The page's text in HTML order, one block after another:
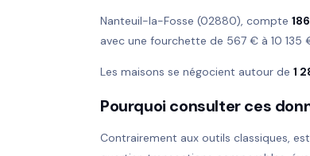
Nanteuil-la-Fosse (02880), compte
avec une fourchette de 567 € à 10 135
Les maisons se négocient autour de 1
Pourquoi consulter ces
Contrairement aux outils classiques,